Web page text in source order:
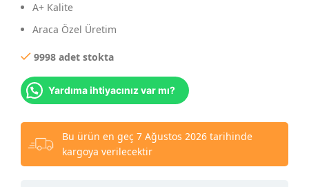
A+ Kalite
Araca Özel Üretim
9998 adet stokta
Yardıma ihtiyacınız var mı?
Bu ürün en geç 7 Ağustos 2026 tarihinde
kargoya verilecektir